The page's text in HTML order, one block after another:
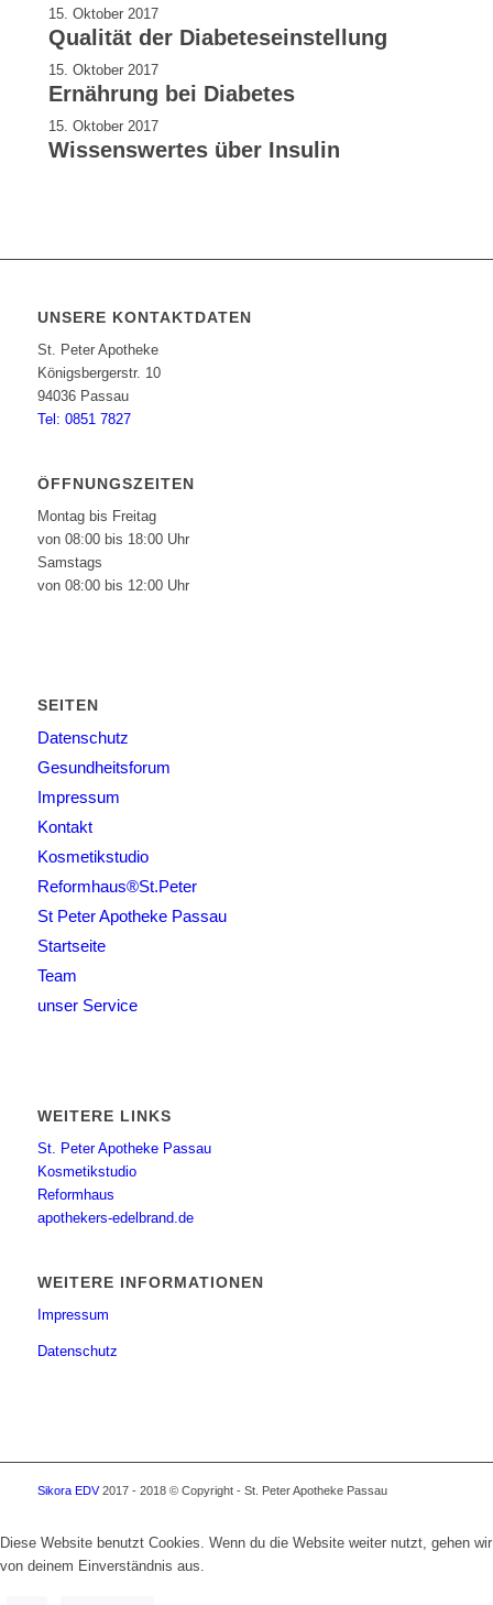
15. Oktober 2017
Qualität der Diabeteseinstellung
15. Oktober 2017
Ernährung bei Diabetes
15. Oktober 2017
Wissenswertes über Insulin
UNSERE KONTAKTDATEN
St. Peter Apotheke
Königsbergerstr. 10
94036 Passau
Tel: 0851 7827
ÖFFNUNGSZEITEN
Montag bis Freitag
von 08:00 bis 18:00 Uhr
Samstags
von 08:00 bis 12:00 Uhr
SEITEN
Datenschutz
Gesundheitsforum
Impressum
Kontakt
Kosmetikstudio
Reformhaus®St.Peter
St Peter Apotheke Passau
Startseite
Team
unser Service
WEITERE LINKS
St. Peter Apotheke Passau
Kosmetikstudio
Reformhaus
apothekers-edelbrand.de
WEITERE INFORMATIONEN
Impressum
Datenschutz
Sikora EDV2017 - 2018 © Copyright - St. Peter Apotheke Passau
Diese Website benutzt Cookies. Wenn du die Website weiter nutzt, gehen wir
von deinem Einverständnis aus.